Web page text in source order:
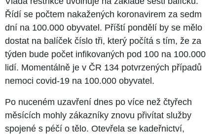
Řídí se počtem nakažených koronavirem za sedm
dní na 100.000 obyvatel. Příští pondělí by se mělo
dostat na balíček číslo tři, který počítá s tím, že za
týden bude počet infikovaných pod 100 na 100.000
lidí. Momentálně je v ČR 134 potvrzených případů
nemoci covid-19 na 100.000 obyvatel.
Po nuceném uzavření dnes po více než čtyřech
měsících mohly zákazníky znovu přivítat služby
spojené s péčí o tělo. Otevřela se kadeřnictví,